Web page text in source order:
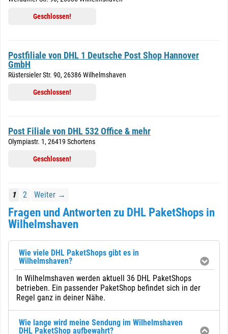
Geschlossen!
Postfiliale von DHL 1 Deutsche Post Shop Hannover
GmbH
Rüstersieler Str. 90, 26386 Wilhelmshaven
Geschlossen!
Post Filiale von DHL 532 Office & mehr
Olympiastr. 1, 26419 Schortens
Geschlossen!
1 2 Weiter →
Fragen und Antworten zu DHL PaketShops in
Wilhelmshaven
Wie viele DHL PaketShops gibt es in
Wilhelmshaven?
In Wilhelmshaven werden aktuell 36 DHL PaketShops
betrieben. Ein passender PaketShop befindet sich in der
Regel ganz in deiner Nähe.
Wie lange wird meine Sendung im Wilhelmshaven
DHL PaketShop aufbewahrt?